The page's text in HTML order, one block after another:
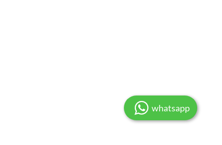
whatsapp